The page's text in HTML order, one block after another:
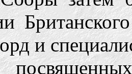
и